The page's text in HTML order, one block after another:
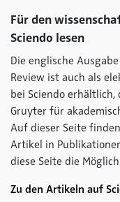
Für den
Sciendo lesen
Die englische
Review ist auch als
bei Sciendo erhältlich,
Gruyter für
Auf dieser Seite
Artikel in
diese Seite die
Zu den Artikeln auf